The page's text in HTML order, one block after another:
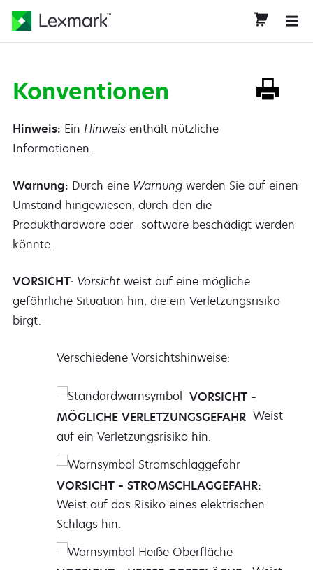
Konventionen
Hinweis: Ein Hinweis enthält nützliche
Informationen.
Warnung: Durch eine Warnung werden Sie auf einen
Umstand hingewiesen, durch den die
Produkthardware oder -software beschädigt werden
könnte.
VORSICHT: Vorsicht weist auf eine mögliche
gefährliche Situation hin, die ein Verletzungsrisiko
birgt.
Verschiedene Vorsichtshinweise:
VORSICHT –
MÖGLICHE VERLETZUNGSGEFAHR Weist
auf ein Verletzungsrisiko hin.
VORSICHT – STROMSCHLAGGEFAHR:
Weist auf das Risiko eines elektrischen
Schlags hin.